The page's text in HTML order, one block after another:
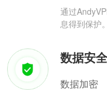
通过
息得到保护。
数据安全
数据加密